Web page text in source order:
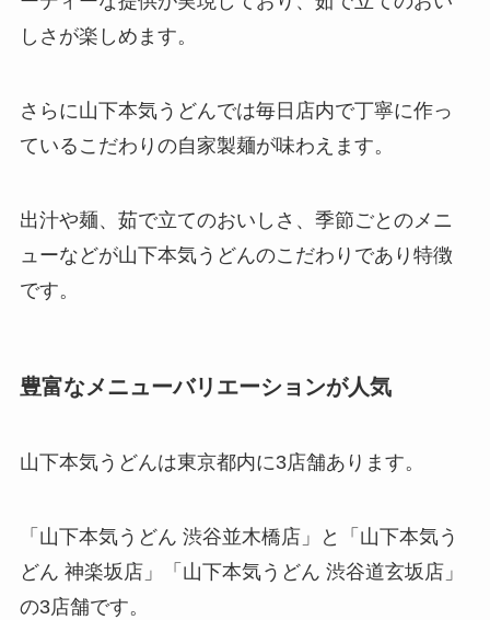
しさが楽しめます。
さらに山下本気うどんでは毎日店内で丁寧に作っ
ているこだわりの自家製麺が味わえます。
出汁や麺、茹で立てのおいしさ、季節ごとのメニ
ューなどが山下本気うどんのこだわりであり特徴
です。
豊富なメニューバリエーションが人気
山下本気うどんは東京都内に3店舗あります。
「山下本気うどん 渋谷並木橋店」と「山下本気う
どん 神楽坂店」「山下本気うどん 渋谷道玄坂店」
の3店舗です。